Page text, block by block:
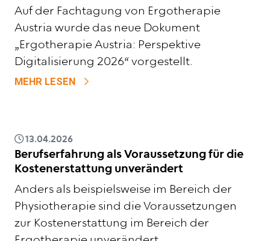
Auf der Fachtagung von Ergotherapie
Austria wurde das neue Dokument
„Ergotherapie Austria: Perspektive
Digitalisierung 2026“ vorgestellt.
MEHR LESEN ZU PERSPEKTIVE DIGITALISIERUNG
13.04.2026
Berufserfahrung als Voraussetzung für die
Kostenerstattung unverändert
Anders als beispielsweise im Bereich der
Physiotherapie sind die Voraussetzungen
zur Kostenerstattung im Bereich der